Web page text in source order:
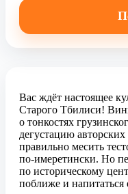
Вас ждёт настоящее
Старого Тбилиси!
о тонкостях
дегустацию
правильно месить
по-имеретински. Но
по историческому
поближе и напитаться